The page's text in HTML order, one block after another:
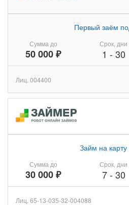
Сумма до
50 000 ₽
Первый заём
Срок, дни
1 - 30
Лиц. 004400
Сумма до
30 000 ₽
Займ на карту
Срок, дни
7- 30
Лиц. 65-13-035-32-004088